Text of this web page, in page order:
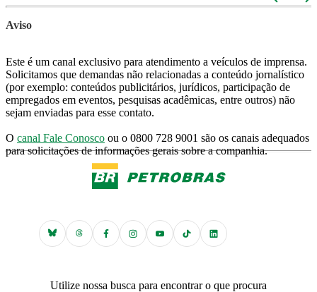
Aviso
Este é um canal exclusivo para atendimento a veículos de imprensa.
Solicitamos que demandas não relacionadas a conteúdo jornalístico
(por exemplo: conteúdos publicitários, jurídicos, participação de
empregados em eventos, pesquisas acadêmicas, entre outros) não
sejam enviadas para esse contato.
O canal Fale Conosco ou o 0800 728 9001 são os canais adequados
para solicitações de informações gerais sobre a companhia.
Utilize nossa busca para encontrar o que procura